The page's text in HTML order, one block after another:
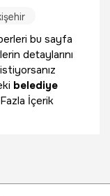
bu sayfa
detaylarını
belediye
İçerik